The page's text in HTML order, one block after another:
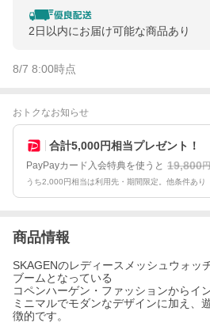
2日以内にお届け可能な商品あり
8/7 8:00時点
おトクなお知らせ
合計5,000円相当プレゼント！
PayPayカード入会特典を使うと 19,800円
うち2,000円相当は利用先・期間限定。他条件あり
商品情報
SKAGENのレディースメッシュウォッ
ブームとなっている
コペンハーゲン・ファッションからイ
ミニマルでモダンなデザインに加え、
徴的です。